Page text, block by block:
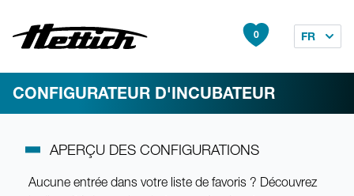
0 FR
CONFIGURATEUR D'INCUBATEUR
APERÇU DES CONFIGURATIONS
Aucune entrée dans votre liste de favoris ? Découvrez